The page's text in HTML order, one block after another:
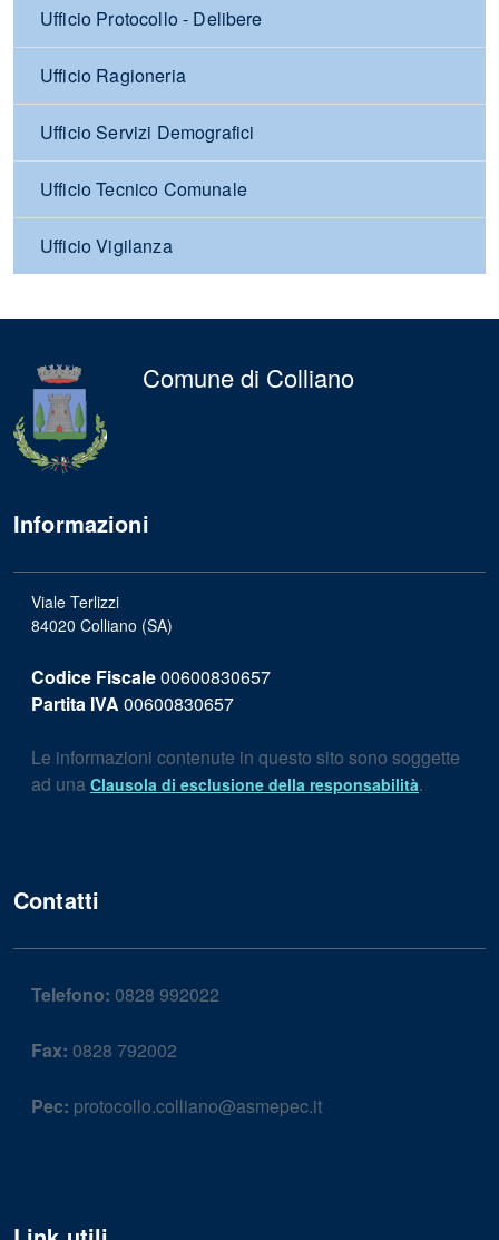
Ufficio Protocollo - Delibere
Ufficio Ragioneria
Ufficio Servizi Demografici
Ufficio Tecnico Comunale
Ufficio Vigilanza
Comune di Colliano
Informazioni
Viale Terlizzi
84020 Colliano (SA)
Codice Fiscale00600830657
Partita IVA 00600830657
Le informazioni contenute in questo sito sono soggette
ad una Clausola di esclusione della responsabilità.
Contatti
Telefono: 0828 992022
Fax: 0828 792002
Pec: protocollo.colliano@asmepec.it